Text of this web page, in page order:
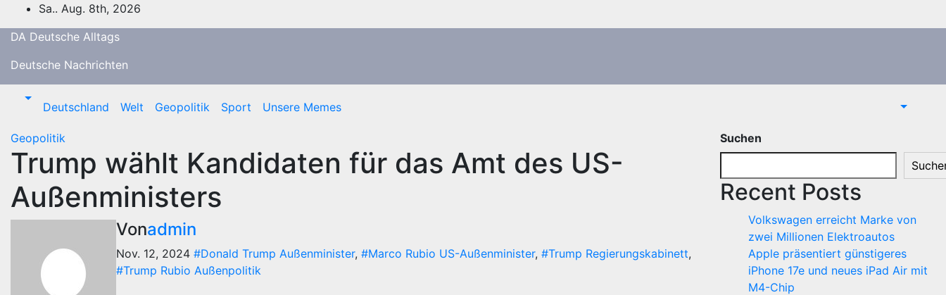
Inhalt
springen
Sa.. Aug. 8th, 2026
DA Deutsche Alltags
Deutsche Nachrichten
Deutschland Welt Geopolitik Sport Unsere Memes
Geopolitik
Trump wählt Kandidaten für das Amt des US-
Außenministers
Vonadmin
Nov. 12, 2024 #Donald Trump Außenminister, #Marco Rubio US-Außenminister, #Trump Regierungskabinett,
#Trump Rubio Außenpolitik
Suchen
Recent Posts
Volkswagen erreicht Marke von
zwei Millionen Elektroautos
Apple präsentiert günstigeres
iPhone 17e und neues iPad Air mit
M4-Chip